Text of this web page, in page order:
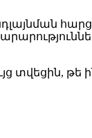
տվեցին, թե